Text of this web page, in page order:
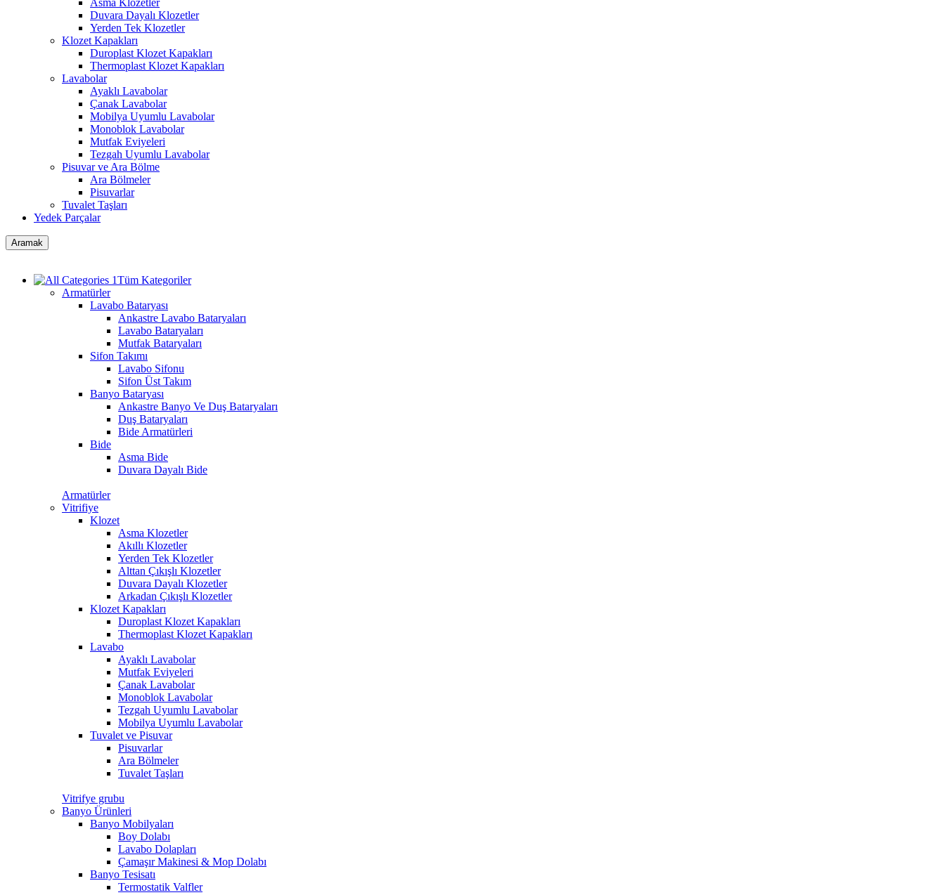
Asma Klozetler
Duvara Dayalı Klozetler
Yerden Tek Klozetler
Klozet Kapakları
Duroplast Klozet Kapakları
Thermoplast Klozet Kapakları
Lavabolar
Ayaklı Lavabolar
Çanak Lavabolar
Mobilya Uyumlu Lavabolar
Monoblok Lavabolar
Mutfak Eviyeleri
Tezgah Uyumlu Lavabolar
Pisuvar ve Ara Bölme
Ara Bölmeler
Pisuvarlar
Tuvalet Taşları
Yedek Parçalar
Aramak
Tüm Kategoriler
Armatürler
Lavabo Bataryası
Ankastre Lavabo Bataryaları
Lavabo Bataryaları
Mutfak Bataryaları
Sifon Takımı
Lavabo Sifonu
Sifon Üst Takım
Banyo Bataryası
Ankastre Banyo Ve Duş Bataryaları
Duş Bataryaları
Bide Armatürleri
Bide
Asma Bide
Duvara Dayalı Bide
Armatürler
Vitrifiye
Klozet
Asma Klozetler
Akıllı Klozetler
Yerden Tek Klozetler
Alttan Çıkışlı Klozetler
Duvara Dayalı Klozetler
Arkadan Çıkışlı Klozetler
Klozet Kapakları
Duroplast Klozet Kapakları
Thermoplast Klozet Kapakları
Lavabo
Ayaklı Lavabolar
Mutfak Eviyeleri
Çanak Lavabolar
Monoblok Lavabolar
Tezgah Uyumlu Lavabolar
Mobilya Uyumlu Lavabolar
Tuvalet ve Pisuvar
Pisuvarlar
Ara Bölmeler
Tuvalet Taşları
Vitrifye grubu
Banyo Ürünleri
Banyo Mobilyaları
Boy Dolabı
Lavabo Dolapları
Çamaşır Makinesi & Mop Dolabı
Banyo Tesisatı
Termostatik Valfler